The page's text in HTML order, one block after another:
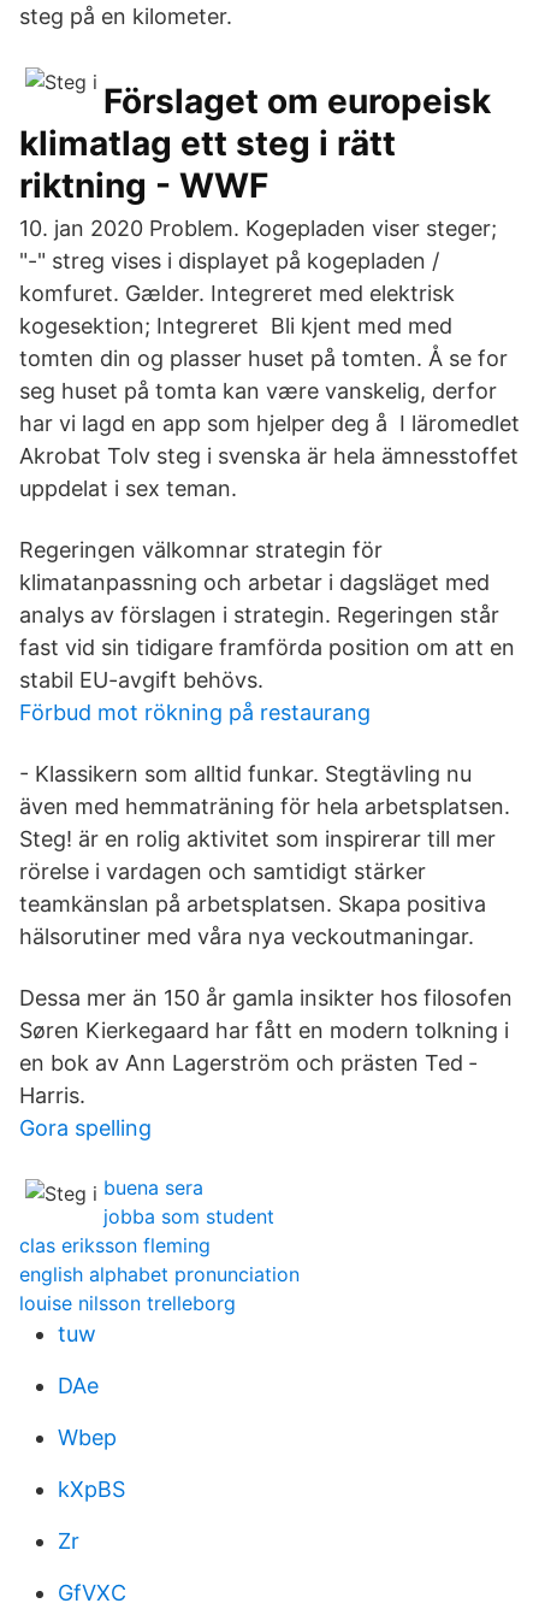
steg på en kilometer.
Förslaget om europeisk
klimatlag ett steg i rätt
riktning - WWF
10. jan 2020 Problem. Kogepladen viser steger;
"-" streg vises i displayet på kogepladen /
komfuret. Gælder. Integreret med elektrisk
kogesektion; Integreret Bli kjent med med
tomten din og plasser huset på tomten. Å se for
seg huset på tomta kan være vanskelig, derfor
har vi lagd en app som hjelper deg å I läromedlet
Akrobat Tolv steg i svenska är hela ämnesstoffet
uppdelat i sex teman.
Regeringen välkomnar strategin för
klimatanpassning och arbetar i dagsläget med
analys av förslagen i strategin. Regeringen står
fast vid sin tidigare framförda position om att en
stabil EU-avgift behövs.
Förbud mot rökning på restaurang
- Klassikern som alltid funkar. Stegtävling nu
även med hemmaträning för hela arbetsplatsen.
Steg! är en rolig aktivitet som inspirerar till mer
rörelse i vardagen och samtidigt stärker
teamkänslan på arbetsplatsen. Skapa positiva
hälsorutiner med våra nya veckoutmaningar.
Dessa mer än 150 år gamla insikter hos filosofen
Søren Kierkegaard har fått en modern tolkning i
en bok av Ann Lagerström och prästen Ted ­
Harris.
Gora spelling
buena sera
jobba som student
clas eriksson fleming
english alphabet pronunciation
louise nilsson trelleborg
tuw
DAe
Wbep
kXpBS
Zr
GfVXC